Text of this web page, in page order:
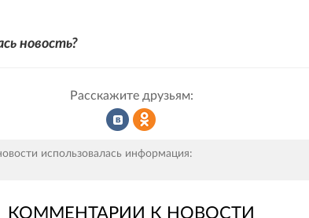
новость?
Расскажите друзьям:
во
использовалась информация:
КОММЕНТАРИИ К НОВОСТИ